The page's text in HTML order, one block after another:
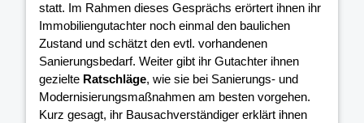
statt. Im Rahmen dieses Gesprächs erörtert ihnen ihr
Immobiliengutachter noch einmal den baulichen
Zustand und schätzt den evtl. vorhandenen
Sanierungsbedarf. Weiter gibt ihr Gutachter ihnen
gezielte Ratschläge, wie sie bei Sanierungs- und
Modernisierungsmaßnahmen am besten vorgehen.
Kurz gesagt, ihr Bausachverständiger erklärt ihnen